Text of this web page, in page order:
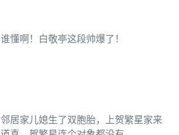
谁懂啊！白敬亭这段帅爆了！
邻居家儿媳生了双胞胎，上贺繁星家来